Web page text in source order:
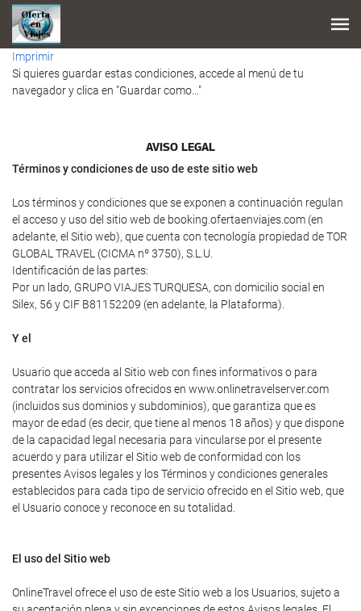
Imprimir
Si quieres guardar estas condiciones, accede al menú de tu
navegador y clica en "Guardar como..."
AVISO LEGAL
Términos y condiciones de uso de este sitio web
Los términos y condiciones que se exponen a continuación regulan
el acceso y uso del sitio web de booking.ofertaenviajes.com (en
adelante, el Sitio web), que cuenta con tecnología propiedad de TOR
GLOBAL TRAVEL (CICMA nº 3750), S.L.U.
Identificación de las partes:
Por un lado, GRUPO VIAJES TURQUESA, con domicilio social en
Silex, 56 y CIF B81152209 (en adelante, la Plataforma).
Y el
Usuario que acceda al Sitio web con fines informativos o para
contratar los servicios ofrecidos en www.onlinetravelserver.com
(incluidos sus dominios y subdominios), que garantiza que es
mayor de edad (es decir, que tiene al menos 18 años) y que dispone
de la capacidad legal necesaria para vincularse por el presente
acuerdo y para utilizar el Sitio web de conformidad con los
presentes Avisos legales y los Términos y condiciones generales
establecidos para cada tipo de servicio ofrecido en el Sitio web, que
el Usuario conoce y reconoce en su totalidad.
El uso del Sitio web
OnlineTravel ofrece el uso de este Sitio web a los Usuarios, sujeto a